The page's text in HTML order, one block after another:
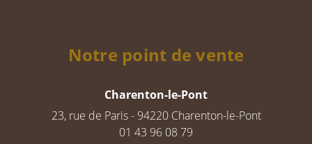
Notre point de vente
Charenton-le-Pont
23, rue de Paris - 94220 Charenton-le-Pont
01 43 96 08 79